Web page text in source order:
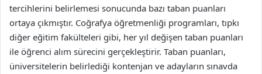
tercihlerini belirlemesi sonucunda bazı taban puanları
ortaya çıkmıştır. Coğrafya öğretmenliği programları, tıpkı
diğer eğitim fakülteleri gibi, her yıl değişen taban puanları
ile öğrenci alım sürecini gerçekleştirir. Taban puanları,
üniversitelerin belirlediği kontenjan ve adayların sınavda